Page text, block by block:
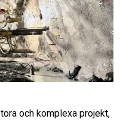
och komplexa projekt,